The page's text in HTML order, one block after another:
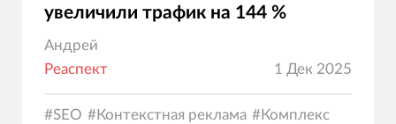
увеличили трафик на 144 %
Андрей
Реаспект
1 Дек 2025
#SEO #Контекстная реклама #Комплекс